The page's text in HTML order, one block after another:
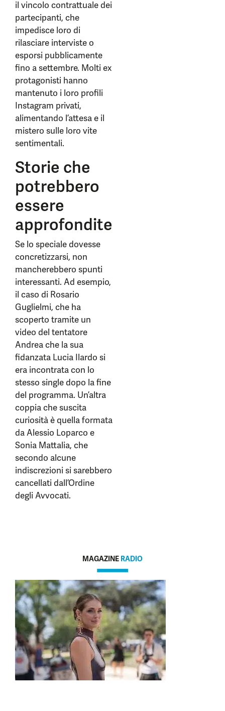
il vincolo contrattuale dei
partecipanti, che
impedisce loro di
rilasciare interviste o
esporsi pubblicamente
fino a settembre. Molti ex
protagonisti hanno
mantenuto i loro profili
Instagram privati,
alimentando l’attesa e il
mistero sulle loro vite
sentimentali.
Storie che
potrebbero
essere
approfondite
Se lo speciale dovesse
concretizzarsi, non
mancherebbero spunti
interessanti. Ad esempio,
il caso di Rosario
Guglielmi, che ha
scoperto tramite un
video del tentatore
Andrea che la sua
fidanzata Lucia Ilardo si
era incontrata con lo
stesso single dopo la fine
del programma. Un’altra
coppia che suscita
curiosità è quella formata
da Alessio Loparco e
Sonia Mattalia, che
secondo alcune
indiscrezioni si sarebbero
cancellati dall’Ordine
degli Avvocati.
MAGAZINE RADIO